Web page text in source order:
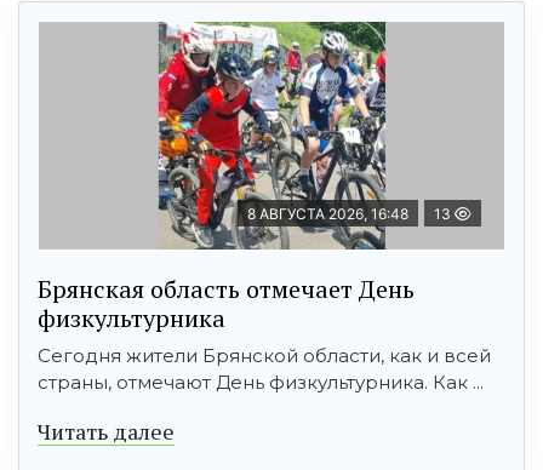
8 АВГУСТА 2026, 16:48 13
Брянская область отмечает День
физкультурника
Сегодня жители Брянской области, как и всей
страны, отмечают День физкультурника. Как ...
Читать далее